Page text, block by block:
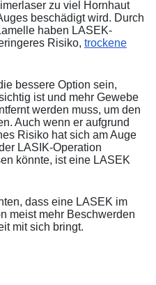
zu viel Hornhaut
beschädigt wird. Durch
haben LASEK-
Risiko, trockene
bessere Option sein,
ist und mehr Gewebe
werden muss, um den
Auch wenn er aufgrund
Risiko hat sich am Auge
LASIK-Operation
könnte, ist eine LASEK
dass eine LASEK im
meist mehr Beschwerden
mit sich bringt.